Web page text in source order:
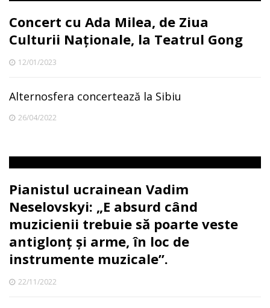
Concert cu Ada Milea, de Ziua
Culturii Naționale, la Teatrul Gong
12/01/2023
Alternosfera concertează la Sibiu
26/04/2022
Pianistul ucrainean Vadim
Neselovskyi: „E absurd când
muzicienii trebuie să poarte veste
antiglonț și arme, în loc de
instrumente muzicale”.
22/11/2022